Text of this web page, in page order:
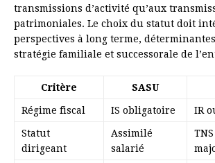
transmissions d’activité qu’aux
patrimoniales. Le choix du statut doit
perspectives à long terme,
stratégie familiale et successorale de
Critère SASU
Régime fiscal IS obligatoire IR
Statut
dirigeant
Assimilé
salarié